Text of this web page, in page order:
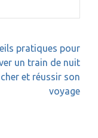
pratiques pour
un train de nuit
et réussir son
voyage